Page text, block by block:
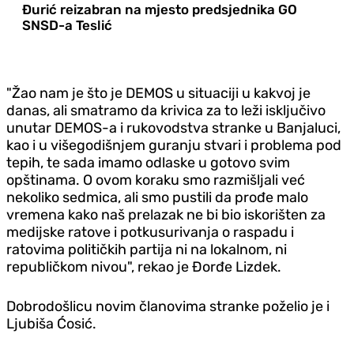
Đurić reizabran na mjesto predsjednika GO
SNSD-a Teslić
"Žao nam je što je DEMOS u situaciji u kakvoj je
danas, ali smatramo da krivica za to leži isključivo
unutar DEMOS-a i rukovodstva stranke u Banjaluci,
kao i u višegodišnjem guranju stvari i problema pod
tepih, te sada imamo odlaske u gotovo svim
opštinama. O ovom koraku smo razmišljali već
nekoliko sedmica, ali smo pustili da prođe malo
vremena kako naš prelazak ne bi bio iskorišten za
medijske ratove i potkusurivanja o raspadu i
ratovima političkih partija ni na lokalnom, ni
republičkom nivou", rekao je Đorđe Lizdek.
Dobrodošlicu novim članovima stranke poželio je i
Ljubiša Ćosić.